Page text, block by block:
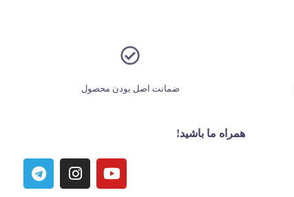
ضمانت اصل بودن محصول
همراه ما باشید!